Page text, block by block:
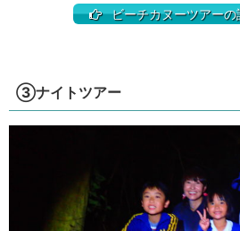
ビーチカヌーツアーの
③ナイトツアー